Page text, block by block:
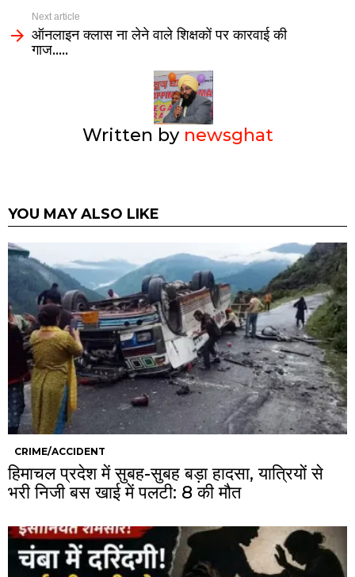
Next article
ऑनलाइन क्लास ना लेने वाले शिक्षकों पर कारवाई की
गाज…..
Written by newsghat
YOU MAY ALSO LIKE
CRIME/ACCIDENT
हिमाचल प्रदेश में सुबह-सुबह बड़ा हादसा, यात्रियों से
भरी निजी बस खाई में पलटी: 8 की मौत